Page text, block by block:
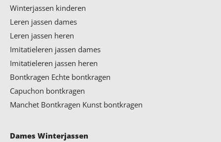
Winterjassen kinderen
Leren jassen dames
Leren jassen heren
Imitatieleren jassen dames
Imitatieleren jassen heren
Bontkragen Echte bontkragen
Capuchon bontkragen
Manchet Bontkragen Kunst bontkragen
Dames Winterjassen